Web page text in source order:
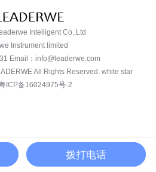
Intelligent Co.,Ltd
Instrument limited
Email： info@leaderwe.com
All Rights Reserved. white star
ICP备16024975号-2
拨打电话